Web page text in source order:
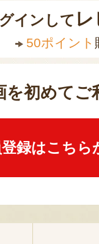
インして
50ポイント
を初めてご
録はこちら